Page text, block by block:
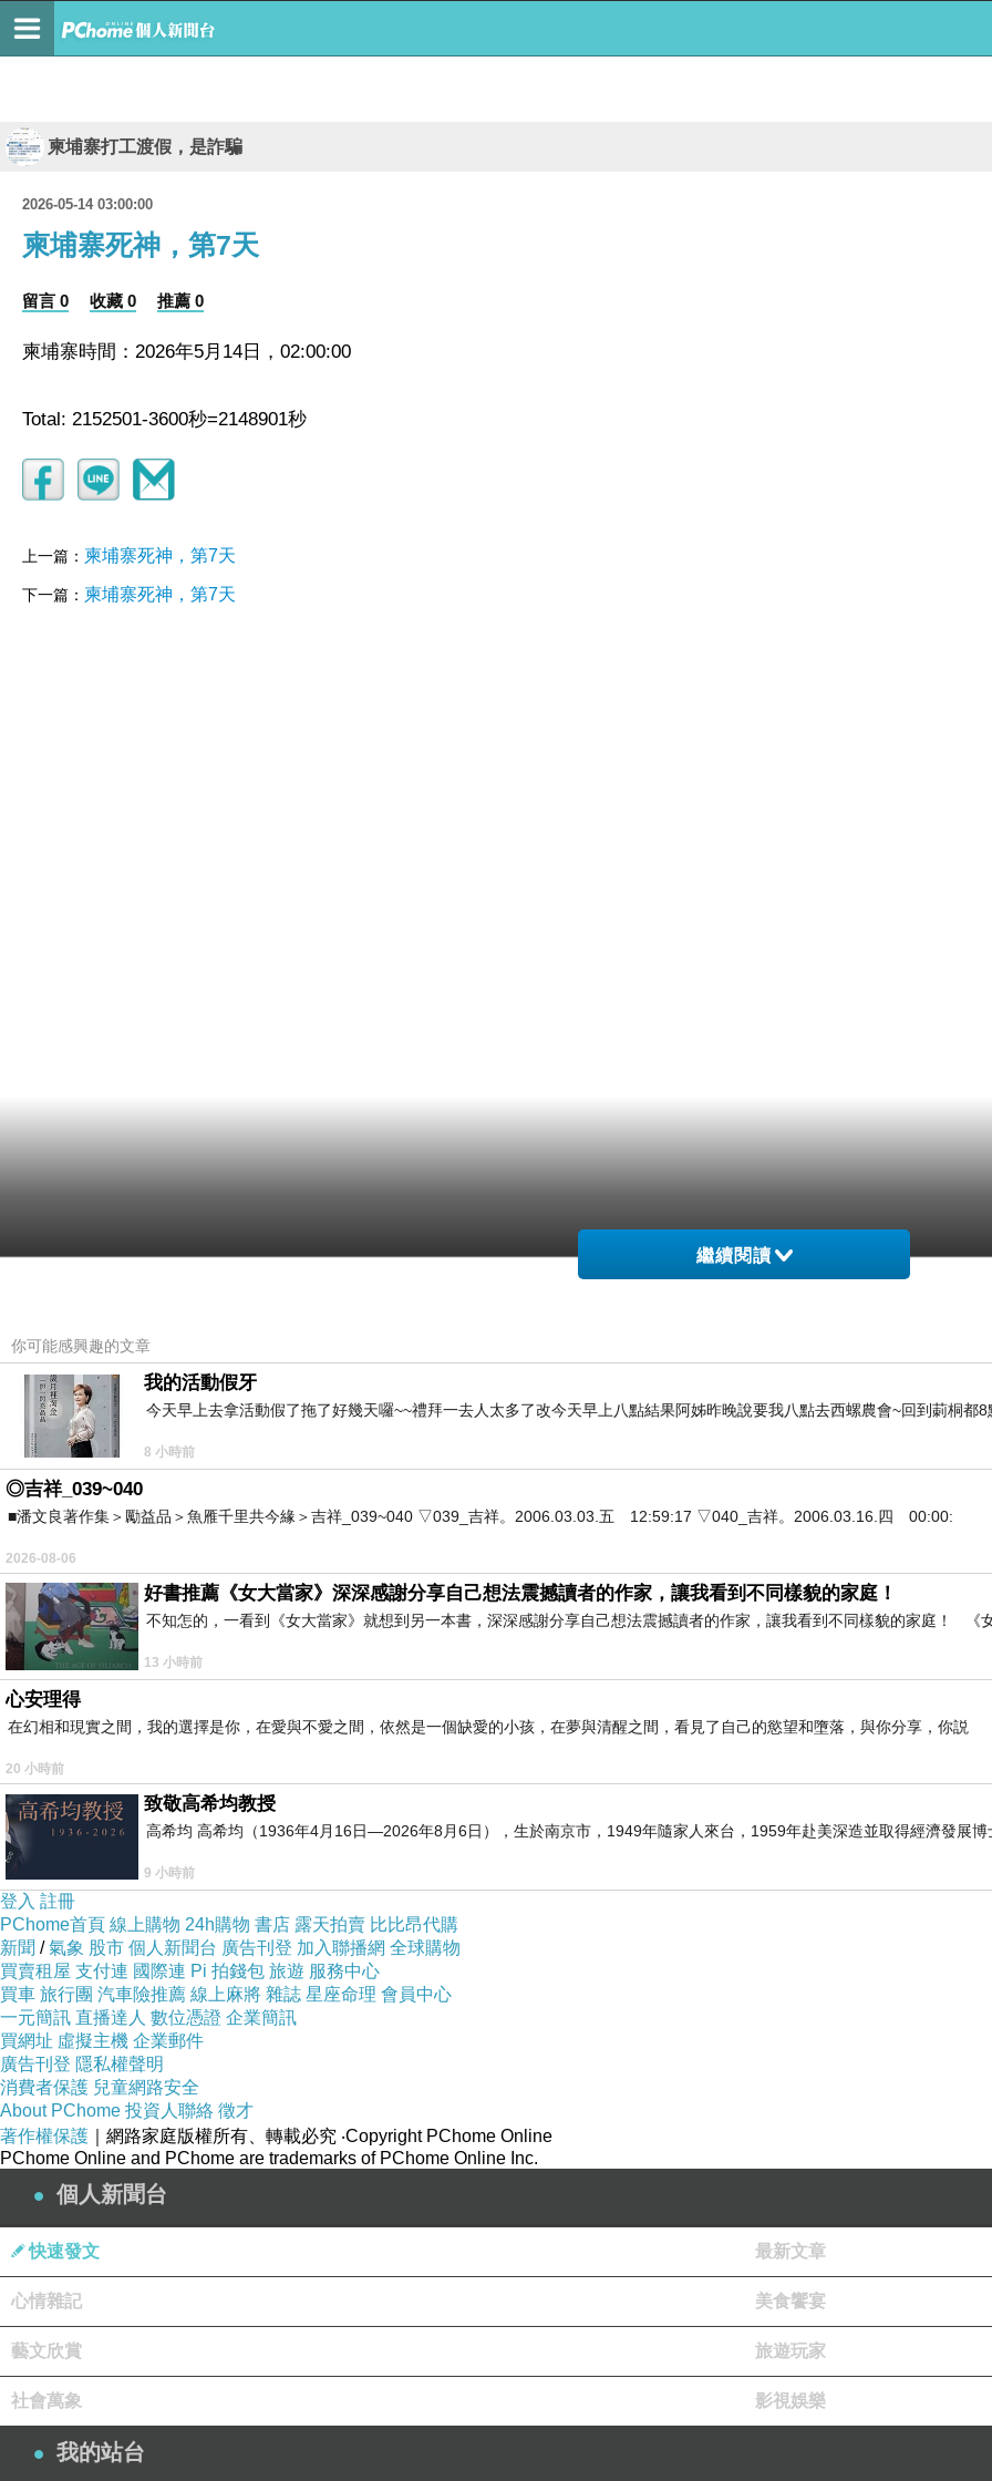
柬埔寨打工渡假，是詐騙
2026-05-14 03:00:00
柬埔寨死神，第7天
留言 0 收藏 0 推薦 0
柬埔寨時間：2026年5月14日，02:00:00
Total: 2152501-3600秒=2148901秒
上一篇： 柬埔寨死神，第7天
下一篇： 柬埔寨死神，第7天
繼續閱讀
你可能感興趣的文章
我的活動假牙
今天早上去拿活動假了拖了好幾天囉~~禮拜一去人太多了改今天早上八點結果阿姊昨晚說要我八點去西螺農會~回到莿桐都8
8 小時前
◎吉祥_039~040
■潘文良著作集＞勵益品＞魚雁千里共今緣＞吉祥_039~040 ▽039_吉祥。2006.03.03.五 12:59:17 ▽040_吉祥。2006.03.16.四 00:00:
2026-08-06
好書推薦《女大當家》深深感謝分享自己想法震撼讀者的作家，讓我看到不同樣貌的家庭！
不知怎的，一看到《女大當家》就想到另一本書，深深感謝分享自己想法震撼讀者的作家，讓我看到不同樣貌的家庭！ 《
13 小時前
心安理得
在幻相和現實之間，我的選擇是你，在愛與不愛之間，依然是一個缺愛的小孩，在夢與清醒之間，看見了自己的慾望和墮落，與你分享，你説
20 小時前
致敬高希均教授
高希均 高希均（1936年4月16日—2026年8月6日），生於南京市，1949年隨家人來台，1959年赴美深造並取得經濟發展博
9 小時前
登入 註冊
PChome首頁 線上購物 24h購物 書店 露天拍賣 比比昂代購
新聞 /氣象 股市 個人新聞台 廣告刊登 加入聯播網 全球購物
買賣租屋 支付連 國際連 Pi 拍錢包 旅遊 服務中心
買車 旅行團 汽車險推薦 線上麻將 雜誌 星座命理 會員中心
一元簡訊 直播達人 數位憑證 企業簡訊
買網址 虛擬主機 企業郵件
廣告刊登 隱私權聲明
消費者保護 兒童網路安全
About PChome 投資人聯絡 徵才
著作權保護 ｜網路家庭版權所有、轉載必究 ‧Copyright PChome Online
PChome Online and PChome are trademarks of PChome Online Inc.
個人新聞台
快速發文 最新文章
心情雜記 美食饗宴
藝文欣賞 旅遊玩家
社會萬象 影視娛樂
我的站台